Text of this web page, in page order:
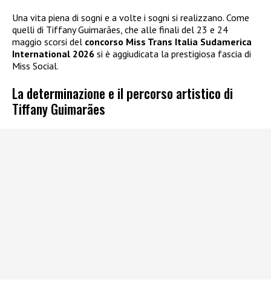
Una vita piena di sogni e a volte i sogni si realizzano. Come
quelli di Tiffany Guimarães, che alle finali del 23 e 24
maggio scorsi del concorso Miss Trans Italia Sudamerica
International 2026 si è aggiudicata la prestigiosa fascia di
Miss Social.
La determinazione e il percorso artistico di
Tiffany Guimarães